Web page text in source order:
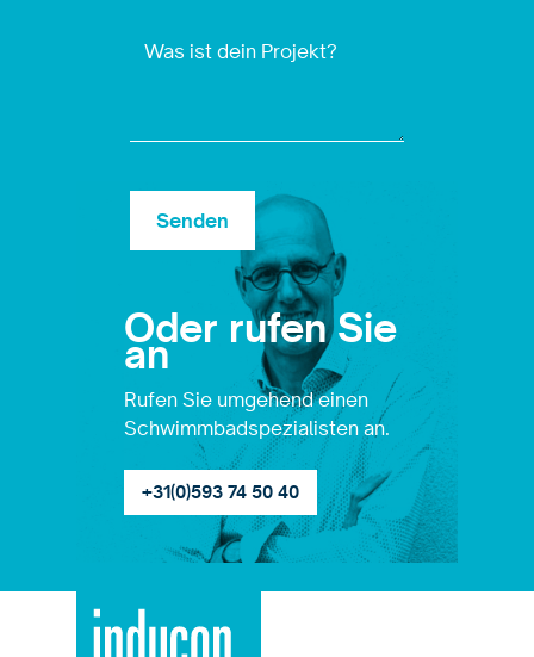
Oder rufen Sie
an
Rufen Sie umgehend einen
Schwimmbadspezialisten an.
+31(0)593 74 50 40